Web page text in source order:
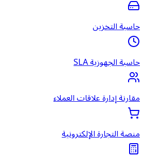
حاسبة التخزين
حاسبة الجهوزية SLA
مقارنة إدارة علاقات العملاء
منصة التجارة الإلكترونية